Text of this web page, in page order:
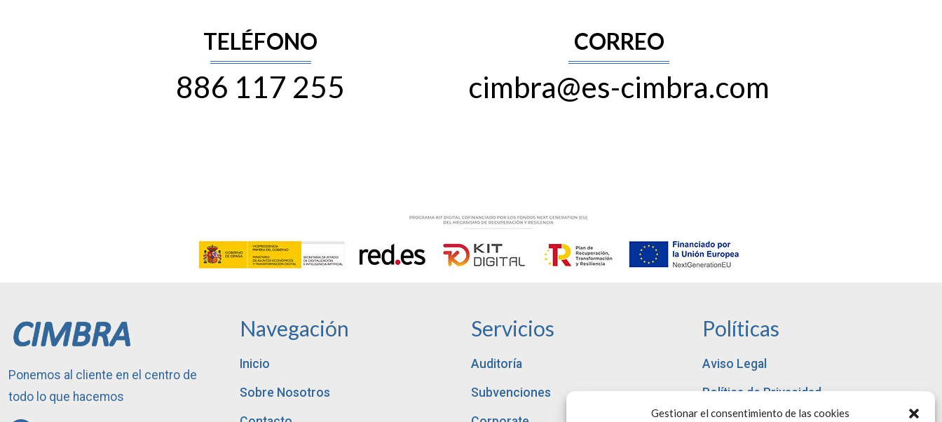
Gestionar el consentimiento de las cookies
TELÉFONO
886 117 255
CORREO
cimbra@es-cimbra.com
Ponemos al cliente en el centro de
todo lo que hacemos
Navegación
Inicio
Sobre Nosotros
Servicios
Auditoría
Subvenciones
Políticas
Aviso Legal
Política de Privacidad